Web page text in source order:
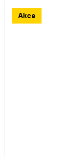
Akce